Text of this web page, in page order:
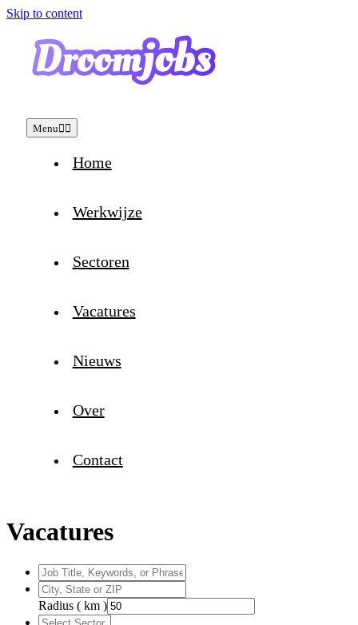
Skip to content
Menu
Home
Werkwijze
Sectoren
Vacatures
Nieuws
Over
Contact
Vacatures
Radius ( km )